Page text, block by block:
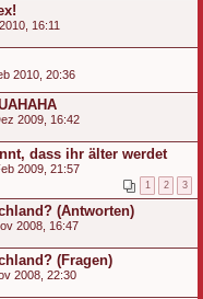
16:11
2010, 20:36
2009, 16:42
dass ihr älter werdet
2009, 21:57
1 2 3
(Antworten)
2008, 16:47
(Fragen)
2008, 22:30